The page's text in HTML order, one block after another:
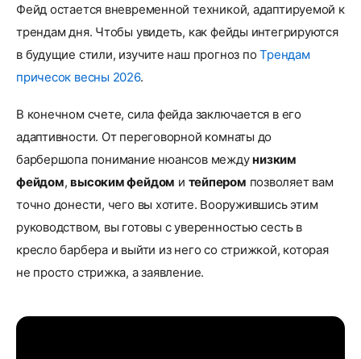
Фейд остается вневременной техникой, адаптируемой к
трендам дня. Чтобы увидеть, как фейды интегрируются
в будущие стили, изучите наш прогноз поТрендам
причесок весны 2026.
В конечном счете, сила фейда заключается в его
адаптивности. От переговорной комнаты до
барбершопа понимание нюансов междунизким
фейдом,высоким фейдом и тейпером позволяет вам
точно донести, чего вы хотите. Вооружившись этим
руководством, вы готовы с уверенностью сесть в
кресло барбера и выйти из него со стрижкой, которая
не просто стрижка, а заявление.